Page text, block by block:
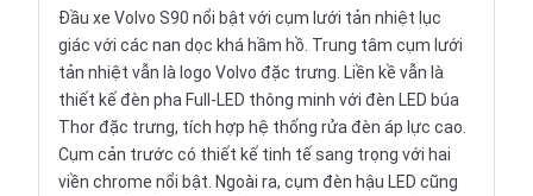
Đầu xe Volvo S90 nổi bật với cụm lưới tản nhiệt lục
giác với các nan dọc khá hầm hồ. Trung tâm cụm lưới
tản nhiệt vẫn là logo Volvo đặc trưng. Liền kề vẫn là
thiết kế đèn pha Full-LED thông minh với đèn LED búa
Thor đặc trưng, tích hợp hệ thống rửa đèn áp lực cao.
Cụm cản trước có thiết kế tinh tế sang trọng với hai
viền chrome nổi bật. Ngoài ra, cụm đèn hậu LED cũng